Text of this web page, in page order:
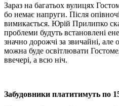
Зараз на багатьох вулицях
бо немає напруги. Після
вимикається. Юрій Прилипко
проблеми будуть встановлені
значно дорожчі за звичайні, але
можна буде освітлювати
ввечері, а всю ніч.
Забудовники платитимуть по